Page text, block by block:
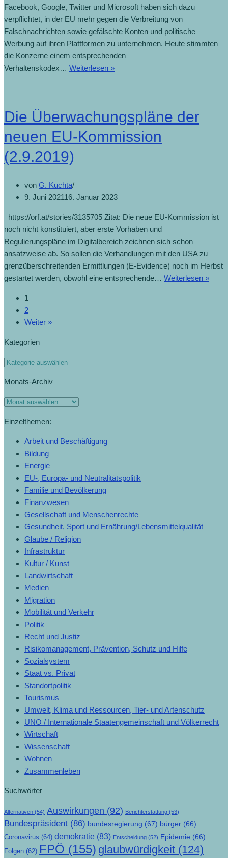
Facebook, Google, Twitter und Microsoft haben sich dazu
verpflichtet, in der EU mehr gegen die Verbreitung von
Falschnachrichten sowie gefälschte Konten und politische
Werbung auf ihren Plattformen zu unternehmen. Heute stimmten
die Konzerne einem entsprechenden
Verhaltenskodex… Weiterlesen »
Die Überwachungspläne der
neuen EU-Kommission
(2.9.2019)
von G. Kuchta
9. Juni 202116. Januar 2023
https://orf.at/stories/3135705 Zitat: Die neue EU-Kommission ist
noch nicht konstituiert, aber erste Vorhaben und
Regulierungspläne im Digitalbereich zeichnen sich schon
ansatzweise ab. So sollen die Verhandlungen mit den USA zu
grenzüberschreitenden Ermittlungen (E-Evidence) noch im Herbst
gestartet werden, obwohl eine entsprechende… Weiterlesen »
1
2
Weiter »
Kategorien
Monats-Archiv
Einzelthemen:
Arbeit und Beschäftigung
Bildung
Energie
EU-, Europa- und Neutralitätspolitik
Familie und Bevölkerung
Finanzwesen
Gesellschaft und Menschenrechte
Gesundheit, Sport und Ernährung/Lebensmittelqualität
Glaube / Religion
Infrastruktur
Kultur / Kunst
Landwirtschaft
Medien
Migration
Mobilität und Verkehr
Politik
Recht und Justiz
Risikomanagement, Prävention, Schutz und Hilfe
Sozialsystem
Staat vs. Privat
Standortpolitik
Tourismus
Umwelt, Klima und Ressourcen, Tier- und Artenschutz
UNO / Internationale Staatengemeinschaft und Völkerrecht
Wirtschaft
Wissenschaft
Wohnen
Zusammenleben
Suchwörter
Alternativen (54) Auswirkungen (92) Berichterstattung (53)
Bundespräsident (86) bundesregierung (67) bürger (66)
Coronavirus (64) demokratie (83) Entscheidung (52) Epidemie (66)
Folgen (62) FPÖ (155) glaubwürdigkeit (124)